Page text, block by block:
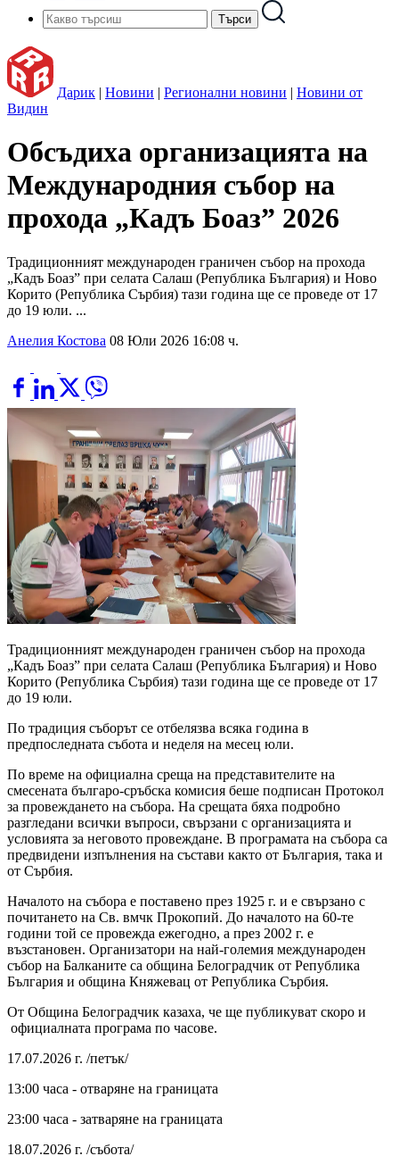
Дарик | Новини | Регионални новини | Новини от
Видин
Обсъдиха организацията на
Международния събор на
прохода „Кадъ Боаз” 2026
Традиционният международен граничен събор на прохода
„Кадъ Боаз” при селата Салаш (Република България) и Ново
Корито (Република Сърбия) тази година ще се проведе от 17
до 19 юли. ...
Анелия Костова 08 Юли 2026 16:08 ч.
Традиционният международен граничен събор на прохода
„Кадъ Боаз” при селата Салаш (Република България) и Ново
Корито (Република Сърбия) тази година ще се проведе от 17
до 19 юли.
По традиция съборът се отбелязва всяка година в
предпоследната събота и неделя на месец юли.
По време на официална среща на представителите на
смесената българо-сръбска комисия беше подписан Протокол
за провеждането на събора. На срещата бяха подробно
разгледани всички въпроси, свързани с организацията и
условията за неговото провеждане. В програмата на събора са
предвидени изпълнения на състави както от България, така и
от Сърбия.
Началото на събора е поставено през 1925 г. и е свързано с
почитането на Св. вмчк Прокопий. До началото на 60-те
години той се провежда ежегодно, а през 2002 г. е
възстановен. Организатори на най-големия международен
събор на Балканите са община Белоградчик от Република
България и община Княжевац от Република Сърбия.
От Община Белоградчик казаха, че ще публикуват скоро и
официалната програма по часове.
17.07.2026 г. /петък/
13:00 часа - отваряне на границата
23:00 часа - затваряне на границата
18.07.2026 г. /събота/